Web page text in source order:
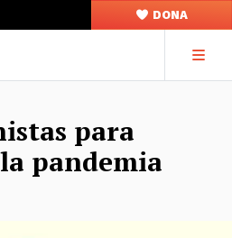
DONA
para
pandemia